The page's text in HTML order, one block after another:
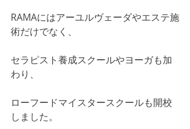
RAMAにはアーユルヴェーダやエステ施
術だけでなく、
セラピスト養成スクールやヨーガも加
わり、
ローフードマイスタースクールも開校
しました。